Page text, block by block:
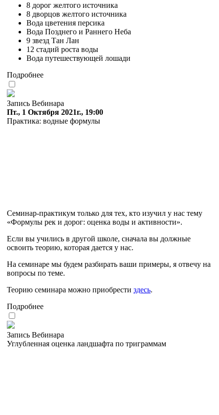
8 дорог желтого источника
8 дворцов желтого источника
Вода цветения персика
Вода Позднего и Раннего Неба
9 звезд Тан Лан
12 стадий роста воды
Вода путешествующей лошади
Подробнее
Запись Вебинара
Пт., 1 Октября 2021г., 19:00
Практика: водные формулы
Семинар-практикум только для тех, кто изучил у нас тему
«Формулы рек и дорог: оценка воды и активности».
Если вы учились в другой школе, сначала вы должные
освоить теорию, которая дается у нас.
На семинаре мы будем разбирать ваши примеры, я отвечу на
вопросы по теме.
Теорию семинара можно приобрести здесь.
Подробнее
Запись Вебинара
Углубленная оценка ландшафта по триграммам